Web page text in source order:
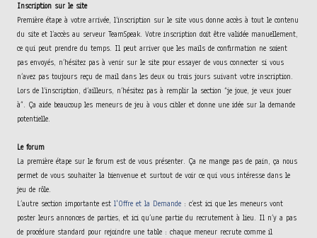
Inscription sur le site
Première étape à votre arrivée, l’inscription sur le site vous donne accès à tout le contenu
du site et l’accès au serveur TeamSpeak. Votre inscription doit être validée manuellement,
ce qui peut prendre du temps. Il peut arriver que les mails de confirmation ne soient
pas envoyés, n’hésitez pas à venir sur le site pour essayer de vous connecter si vous
n’avez pas toujours reçu de mail dans les deux ou trois jours suivant votre inscription.
Lors de l’inscription, d’ailleurs, n’hésitez pas à remplir la section “je joue, je veux jouer
à”. Ça aide beaucoup les meneurs de jeu à vous cibler et donne une idée sur la demande
potentielle.
Le forum
La première étape sur le forum est de vous présenter. Ça ne mange pas de pain, ça nous
permet de vous souhaiter la bienvenue et surtout de voir ce qui vous intéresse dans le
jeu de rôle.
L’autre section importante estl'Offre et la Demande: c’est ici que les meneurs vont
poster leurs annonces de parties, et ici qu’une partie du recrutement à lieu. Il n’y a pas
de procédure standard pour rejoindre une table : chaque meneur recrute comme il